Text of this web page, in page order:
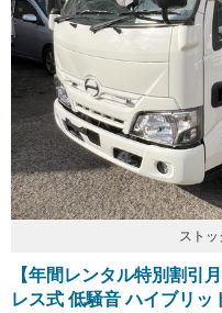
スト
【年間レンタル特別割引
レス式 低騒音 ハイブリッ